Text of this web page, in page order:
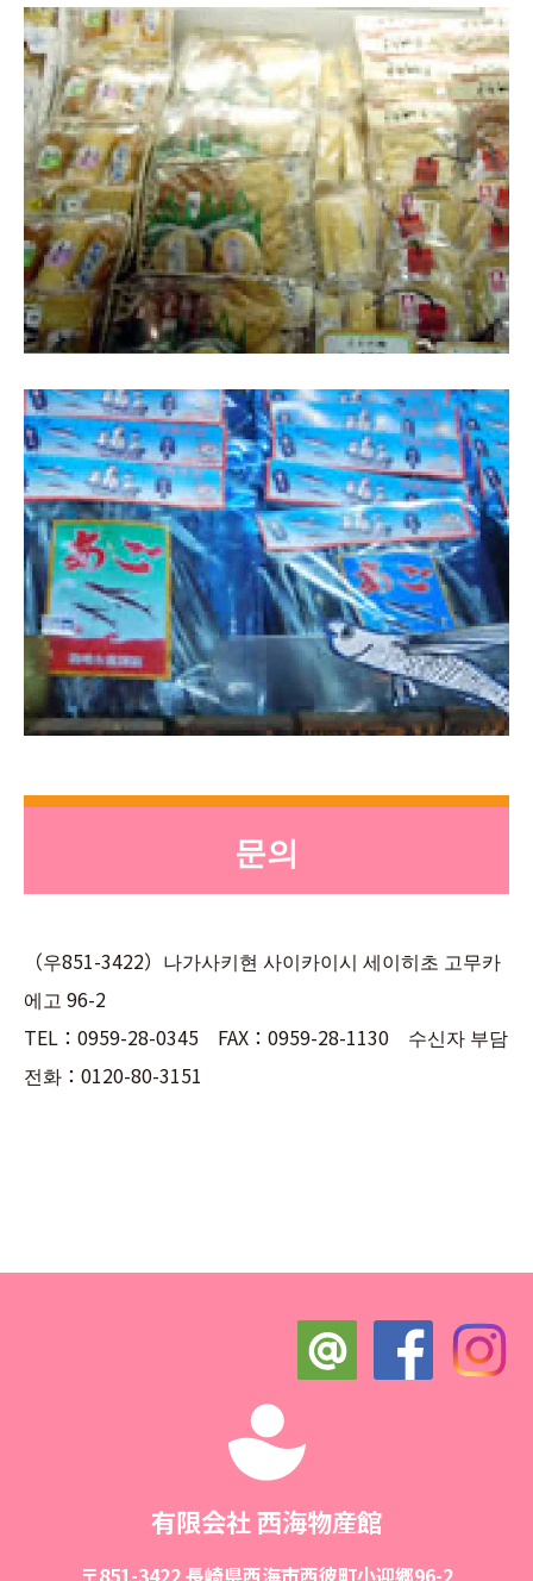
문의
（우851-3422）나가사키현 사이카이시 세이히초 고무카
에고 96-2
TEL：0959-28-0345 FAX：0959-28-1130 수신자 부담
전화：0120-80-3151
有限会社 西海物産館